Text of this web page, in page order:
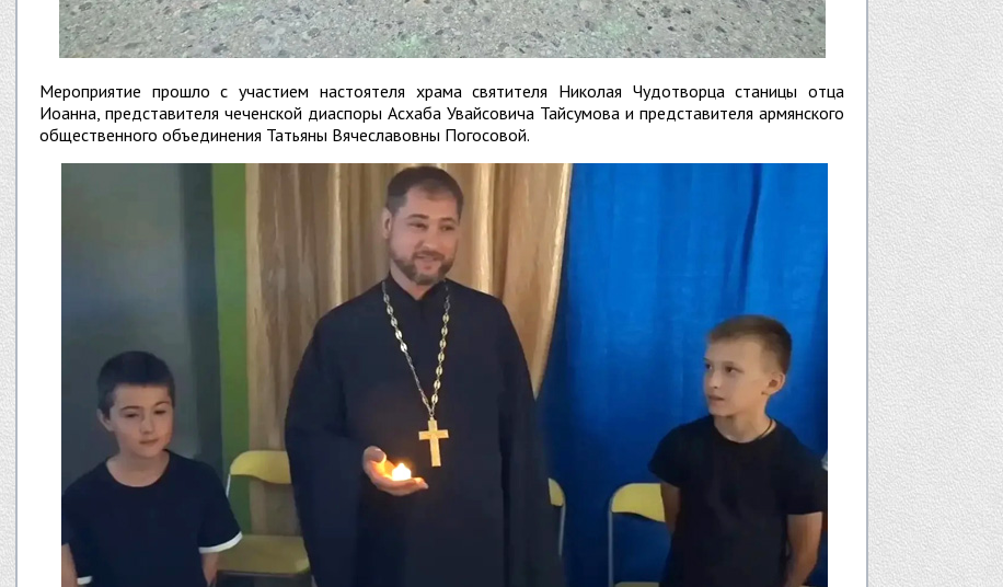
Мероприятие прошло с участием настоятеля храма святителя Николая Чудотворца станицы отца
Иоанна, представителя чеченской диаспоры Асхаба Увайсовича Тайсумова и представителя армянского
общественного объединения Татьяны Вячеславовны Погосовой.